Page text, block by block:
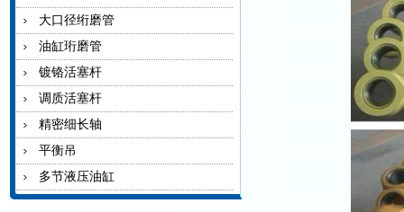
大口径绗磨管
油缸珩磨管
镀铬活塞杆
调质活塞杆
精密细长轴
平衡吊
多节液压油缸